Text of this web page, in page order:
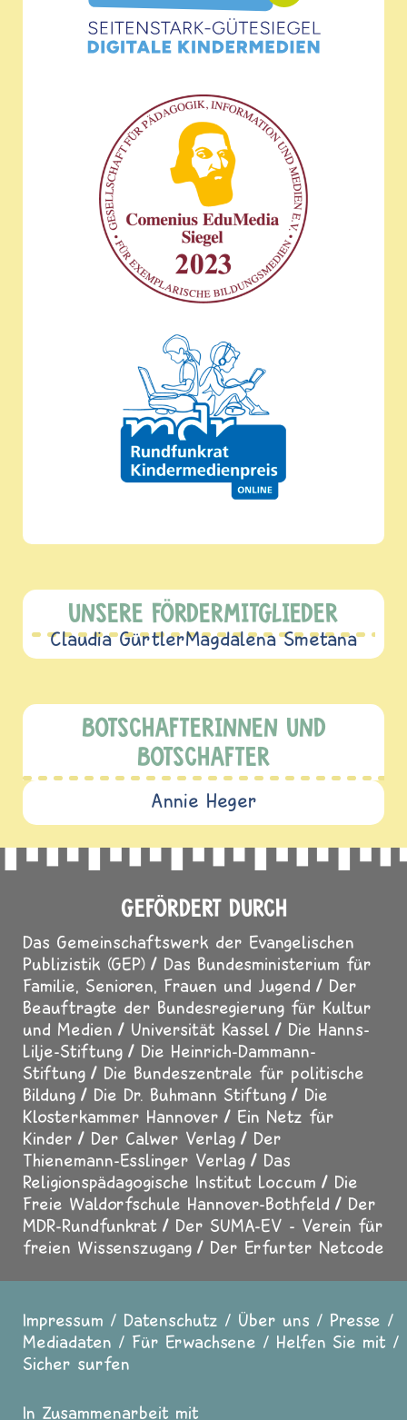
UNSERE FÖRDERMITGLIEDER
Claudia GürtlerMagdalena Smetana
BOTSCHAFTERINNEN UND
BOTSCHAFTER
Annie Heger
GEFÖRDERT DURCH
Das Gemeinschaftswerk der Evangelischen
Publizistik (GEP)
Das Bundesministerium für
Familie, Senioren, Frauen und Jugend
Der
Beauftragte der Bundesregierung für Kultur
und Medien
Universität Kassel
Die Hanns-
Lilje-Stiftung
Die Heinrich-Dammann-
Stiftung
Die Bundeszentrale für politische
Bildung
Die Dr. Buhmann Stiftung
Die
Klosterkammer Hannover
Ein Netz für
Kinder
Der Calwer Verlag
Der
Thienemann-Esslinger Verlag
Das
Religionspädagogische Institut Loccum
Die
Freie Waldorfschule Hannover-Bothfeld
Der
MDR-Rundfunkrat
Der SUMA-EV - Verein für
freien Wissenszugang
Der Erfurter Netcode
Fußzeile
Impressum Datenschutz Über uns
Presse
Mediadaten
Für Erwachsene
Helfen Sie mit
Sicher surfen
In Zusammenarbeit mit